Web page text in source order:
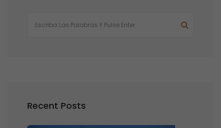
Recent Posts